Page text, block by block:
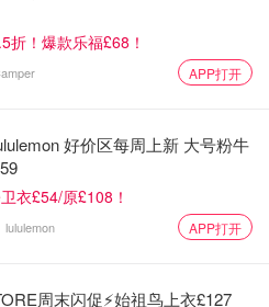
油，再中高速揉面5分钟，得
折！爆款乐福£68！
APP打开
好价区每周上新 大号粉牛
衣£54/原£108！
lululemon APP打开
周末闪促⚡️始祖鸟上衣£127